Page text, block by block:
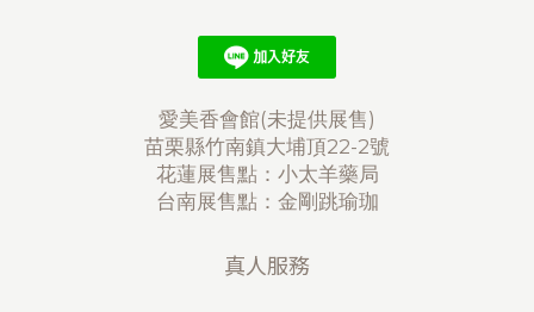
愛美香會館(未提供展售)
苗栗縣竹南鎮大埔頂22-2號
花蓮展售點：小太羊藥局
台南展售點：金剛跳瑜珈
真人服務